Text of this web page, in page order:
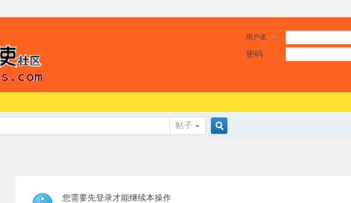
用户名
密码
帖子
您需要先登录才能继续本操作